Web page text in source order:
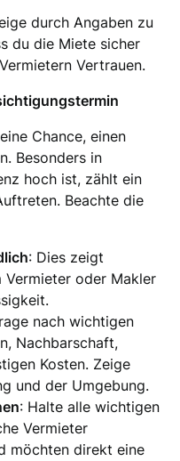
durch Angaben zu
du die Miete sicher
Vertrauen.
Chance, einen
Besonders in
hoch ist, zählt ein
Beachte die
: Dies zeigt
Vermieter oder Makler
nach wichtigen
Nachbarschaft,
Kosten. Zeige
und der Umgebung.
: Halte alle wichtigen
Vermieter
möchten direkt eine